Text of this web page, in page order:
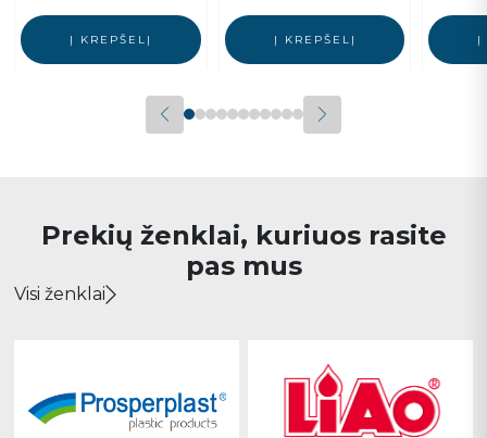
Į KREPŠELĮ Į KREPŠELĮ Į
Prekių ženklai, kuriuos rasite
pas mus
Visi ženklai